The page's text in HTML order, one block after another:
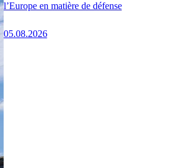
l’Europe en matière de défense
05.08.2026